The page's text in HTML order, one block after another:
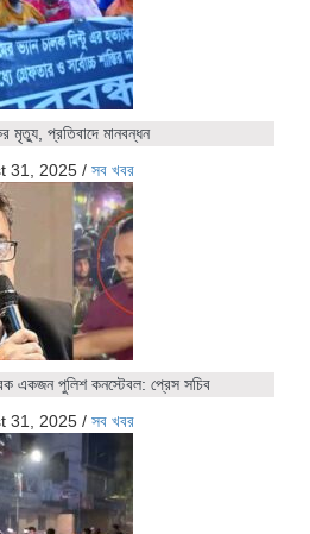
মৃত্যু, প্রতিবাদে মানবন্ধন
31, 2025 / সব খবর
একজন পুলিশ কনস্টেবল: প্রেস সচিব
31, 2025 / সব খবর